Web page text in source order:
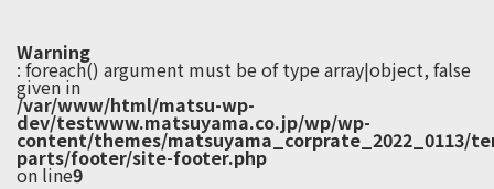
Warning
: foreach() argument must be of type array|object, false
given in
/var/www/html/matsu-wp-
dev/testwww.matsuyama.co.jp/wp/wp-
content/themes/matsuyama_corprate_2022_0113/
parts/footer/site-footer.php
on line9